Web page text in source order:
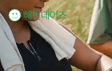
텐
츠
로
너